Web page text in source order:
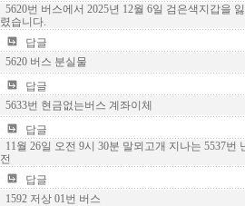
5620번 버스에서 2025년 12월 6일 검은색지갑을
렸습니다.
답글
5620 버스 분실물
답글
5633번 현금없는버스 계좌이체
답글
11월 26일 오전 9시 30분 말뫼고개 지나는 5537번
전
답글
1592 저상 01번 버스